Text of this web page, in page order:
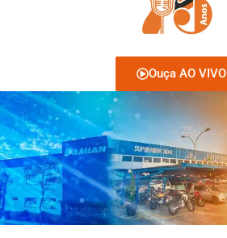
Ouça AO VIVO